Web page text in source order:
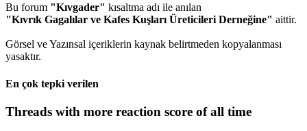
Bu forum "Kıvgader" kısaltma adı ile anılan
"Kıvrık Gagalılar ve Kafes Kuşları Üreticileri Derneğine" aittir.
Görsel ve Yazınsal içeriklerin kaynak belirtmeden kopyalanması
yasaktır.
En çok tepki verilen
Threads with more reaction score of all time